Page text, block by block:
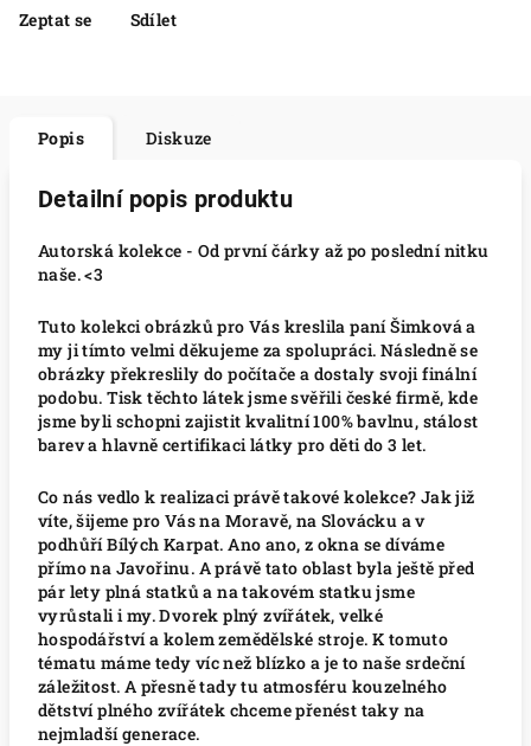
Zeptat se Sdílet
Popis Diskuze
Detailní popis produktu
Autorská kolekce - Od první čárky až po poslední nitku
naše. <3
Tuto kolekci obrázků pro Vás kreslila paní Šimková a
my ji tímto velmi děkujeme za spolupráci. Následně se
obrázky překreslily do počítače a dostaly svoji finální
podobu. Tisk těchto látek jsme svěřili české firmě, kde
jsme byli schopni zajistit kvalitní 100% bavlnu, stálost
barev a hlavně certifikaci látky pro děti do 3 let.
Co nás vedlo k realizaci právě takové kolekce? Jak již
víte, šijeme pro Vás na Moravě, na Slovácku a v
podhůří Bílých Karpat. Ano ano, z okna se díváme
přímo na Javořinu. A právě tato oblast byla ještě před
pár lety plná statků a na takovém statku jsme
vyrůstali i my. Dvorek plný zvířátek, velké
hospodářství a kolem zemědělské stroje. K tomuto
tématu máme tedy víc než blízko a je to naše srdeční
záležitost. A přesně tady tu atmosféru kouzelného
dětství plného zvířátek chceme přenést taky na
nejmladší generace.